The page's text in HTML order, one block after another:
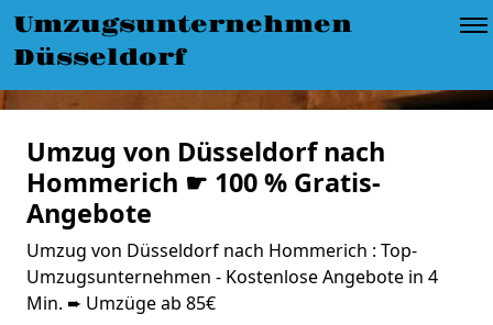
Umzugsunternehmen
Düsseldorf
Umzug von Düsseldorf nach
Hommerich ☛ 100 % Gratis-
Angebote
Umzug von Düsseldorf nach Hommerich : Top-
Umzugsunternehmen - Kostenlose Angebote in 4
Min. ➨ Umzüge ab 85€